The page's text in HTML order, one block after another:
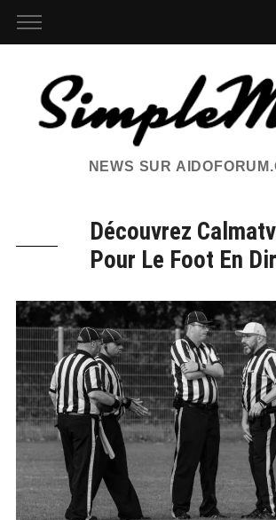
NEWS SUR
Découvrez
Pour Le Foot En